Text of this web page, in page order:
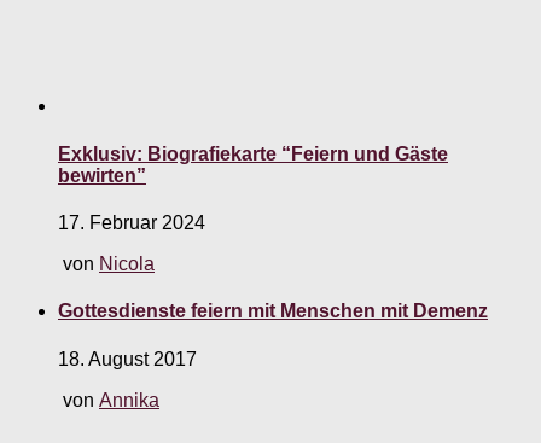
Exklusiv: Biografiekarte “Feiern und Gäste
bewirten”
17. Februar 2024
von Nicola
Gottesdienste feiern mit Menschen mit Demenz
18. August 2017
von Annika